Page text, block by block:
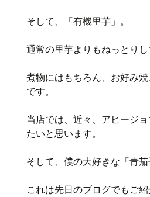
そして、「有機里芋」。
通常の里芋よりもねっとりし
煮物にはもちろん、お好み
です。
当店では、近々、アヒージ
たいと思います。
そして、僕の大好きな「青茄
これは先日のブログでもご